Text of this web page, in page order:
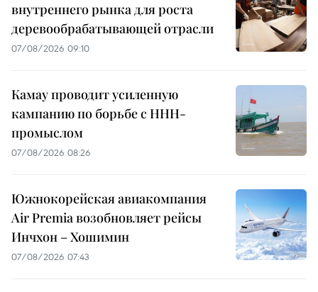
внутреннего рынка для роста
деревообрабатывающей отрасли
07/08/2026 09:10
Камау проводит усиленную
кампанию по борьбе с ННН-
промыслом
07/08/2026 08:26
Южнокорейская авиакомпания
Air Premia возобновляет рейсы
Инчхон – Хошимин
07/08/2026 07:43